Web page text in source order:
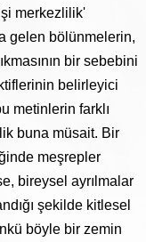
merkezlilik'
gelen bölünmelerin,
bir sebebini
belirleyici
metinlerin farklı
buna müsait. Bir
meşrepler
bireysel ayrılmalar
şekilde kitlesel
böyle bir zemin